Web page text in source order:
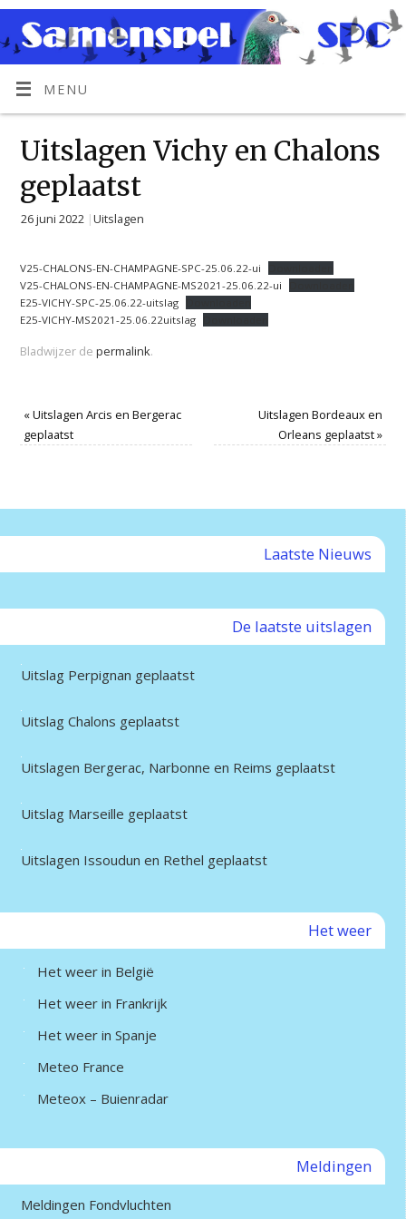
MENU
Uitslagen Vichy en Chalons
geplaatst
26 juni 2022 |Uitslagen
V25-CHALONS-EN-CHAMPAGNE-SPC-25.06.22-ui
V25-CHALONS-EN-CHAMPAGNE-MS2021-25.06.22-ui
E25-VICHY-SPC-25.06.22-uitslag
E25-VICHY-MS2021-25.06.22uitslag
Bladwijzer de permalink.
«Uitslagen Arcis en Bergerac
geplaatst
Uitslagen Bordeaux en
Orleans geplaatst»
Laatste Nieuws
De laatste uitslagen
Uitslag Perpignan geplaatst
Uitslag Chalons geplaatst
Uitslagen Bergerac, Narbonne en Reims geplaatst
Uitslag Marseille geplaatst
Uitslagen Issoudun en Rethel geplaatst
Het weer
Het weer in België
Het weer in Frankrijk
Het weer in Spanje
Meteo France
Meteox – Buienradar
Meldingen
Meldingen Fondvluchten